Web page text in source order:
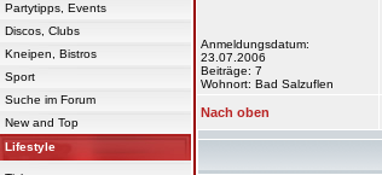
Partytipps, Events
Discos, Clubs
Kneipen, Bistros
Sport
Suche im Forum
New and Top
Lifestyle
Anmeldungsdatum:
23.07.2006
Beiträge: 7
Wohnort: Bad Salzuflen
Nach oben